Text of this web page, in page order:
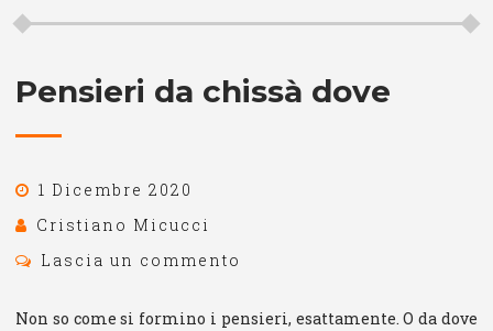
Pensieri da chissà dove
1 Dicembre 2020
Cristiano Micucci
Lascia un commento
Non so come si formino i pensieri, esattamente. O da dove